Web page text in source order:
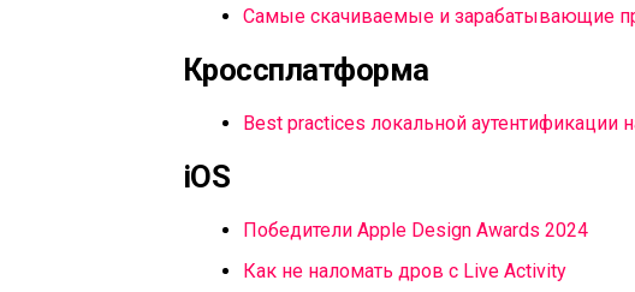
Самые скачиваемые и зарабатывающие
Кроссплатформа
Best practices локальной аутентификации
iOS
Победители Apple Design Awards 2024
Как не наломать дров с Live Activity